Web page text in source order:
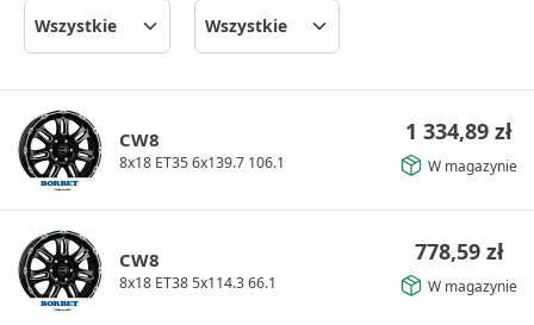
CW8
8x18 ET35 6x139.7 106.1
1 334,89 zł
W magazynie
CW8
8x18 ET38 5x114.3 66.1
778,59 zł
W magazynie